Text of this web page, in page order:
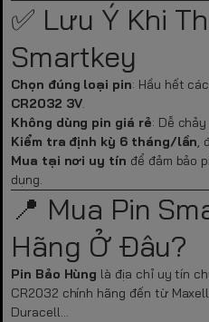
✅ Lưu Ý Khi
Smartkey
Chọn đúng loại pin: Hầu hết
CR2032 3V.
Không dùng pin giá rẻ: Dễ
Kiểm tra định kỳ 6 tháng/lần,
Mua tại nơi uy tín để đảm bảo
dụng.
📍 Mua Pin
Hãng Ở Đâu?
Pin Bảo Hùng là địa chỉ uy tín
CR2032 chính hãng đến từ
Duracell…